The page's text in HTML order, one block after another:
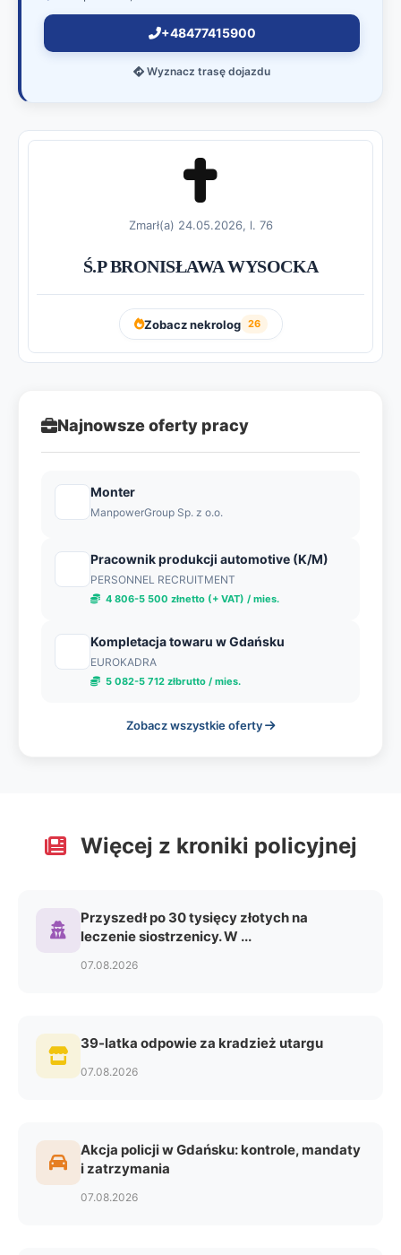
+48477415900
Wyznacz trasę dojazdu
Zmarł(a) 24.05.2026, l. 76
Ś.P BRONISŁAWA WYSOCKA
Zobacz nekrolog 26
Najnowsze oferty pracy
Monter
ManpowerGroup Sp. z o.o.
Pracownik produkcji automotive (K/M)
PERSONNEL RECRUITMENT
4 806-5 500 złnetto (+ VAT) / mies.
Kompletacja towaru w Gdańsku
EUROKADRA
5 082-5 712 złbrutto / mies.
Zobacz wszystkie oferty
Więcej z kroniki policyjnej
Przyszedł po 30 tysięcy złotych na
leczenie siostrzenicy. W ...
07.08.2026
39-latka odpowie za kradzież utargu
07.08.2026
Akcja policji w Gdańsku: kontrole, mandaty
i zatrzymania
07.08.2026